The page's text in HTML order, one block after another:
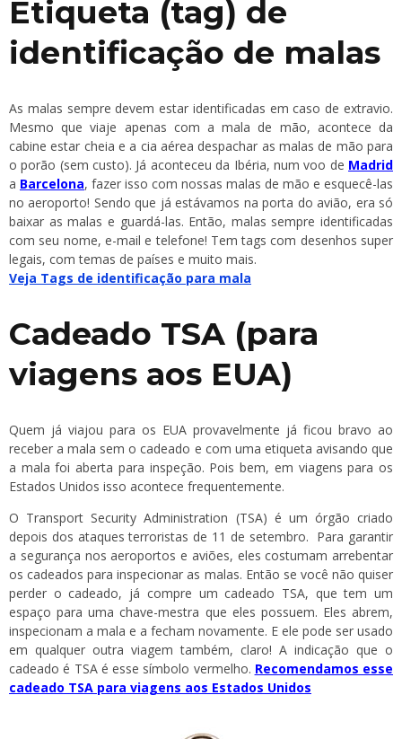
Etiqueta (tag) de
identificação de malas
As malas sempre devem estar identificadas em caso de extravio.
Mesmo que viaje apenas com a mala de mão, acontece da
cabine estar cheia e a cia aérea despachar as malas de mão para
o porão (sem custo). Já aconteceu da Ibéria, num voo de Madrid
a Barcelona, fazer isso com nossas malas de mão e esquecê-las
no aeroporto! Sendo que já estávamos na porta do avião, era só
baixar as malas e guardá-las. Então, malas sempre identificadas
com seu nome, e-mail e telefone! Tem tags com desenhos super
legais, com temas de países e muito mais.
Veja Tags de identificação para mala
Cadeado TSA (para
viagens aos EUA)
Quem já viajou para os EUA provavelmente já ficou bravo ao
receber a mala sem o cadeado e com uma etiqueta avisando que
a mala foi aberta para inspeção. Pois bem, em viagens para os
Estados Unidos isso acontece frequentemente.
O Transport Security Administration (TSA) é um órgão criado
depois dos ataques terroristas de 11 de setembro. Para garantir
a segurança nos aeroportos e aviões, eles costumam arrebentar
os cadeados para inspecionar as malas. Então se você não quiser
perder o cadeado, já compre um cadeado TSA, que tem um
espaço para uma chave-mestra que eles possuem. Eles abrem,
inspecionam a mala e a fecham novamente. E ele pode ser usado
em qualquer outra viagem também, claro! A indicação que o
cadeado é TSA é esse símbolo vermelho. Recomendamos esse
cadeado TSA para viagens aos Estados Unidos